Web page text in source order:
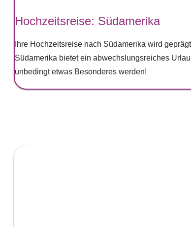
Hochzeitsreise: Südamerika
Ihre Hochzeitsreise nach Südamerika wird
Südamerika bietet ein abwechslungsreiches
unbedingt etwas Besonderes werden!